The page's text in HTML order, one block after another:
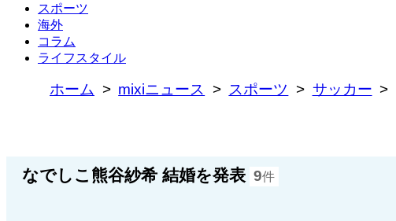
スポーツ
海外
コラム
ライフスタイル
ホーム mixiニュース スポーツ サッカー
なでしこ熊谷紗希 結婚を発表 9件